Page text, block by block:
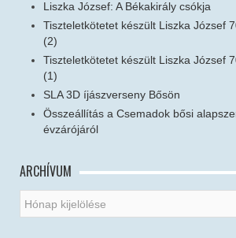
Liszka József: A Békakirály csókja
Tiszteletkötetet készült Liszka József
(2)
Tiszteletkötetet készült Liszka József
(1)
SLA 3D íjászverseny Bősön
Összeállítás a Csemadok bősi
évzárójáról
ARCHÍVUM